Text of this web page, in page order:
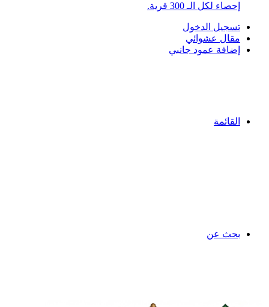
إحصاء لكل الـ 300 قرية.
تسجيل الدخول
مقال عشوائي
إضافة عمود جانبي
القائمة
بحث عن